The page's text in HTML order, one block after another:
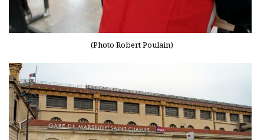
(Photo Robert Poulain)